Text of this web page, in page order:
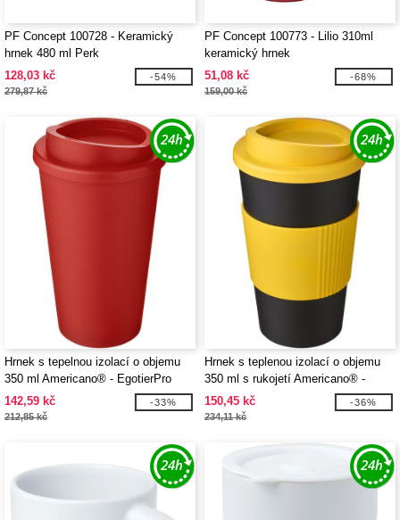
PF Concept 100728 - Keramický
hrnek 480 ml Perk
128,03 kč
279,87 kč
-54%
PF Concept 100773 - Lilio 310ml
keramický hrnek
51,08 kč
159,00 kč
-68%
Hrnek s tepelnou izolací o objemu
350 ml Americano® - EgotierPro
220001
142,59 kč
212,85 kč
-33%
Hrnek s teplenou izolací o objemu
350 ml s rukojetí Americano® -
EgotierPro 220002
150,45 kč
234,11 kč
-36%